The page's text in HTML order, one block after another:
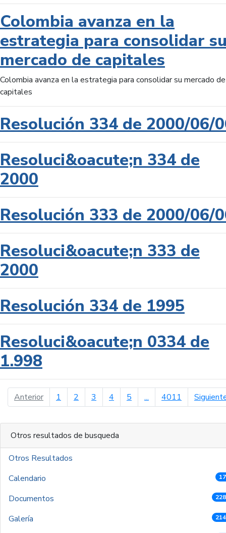
Colombia avanza en la
estrategia para consolidar
mercado de capitales
Colombia avanza en la estrategia para consolidar su mercado de
capitales
Resolución 334 de 2000/06/
Resoluci&oacute;n 334 de
2000
Resolución 333 de 2000/06/
Resoluci&oacute;n 333 de
2000
Resolución 334 de 1995
Resoluci&oacute;n 0334 de
1.998
Anteriorpágina anterior
1 2 3 4 5 ... 4011
Otros resultados de busqueda
Otros Resultados
Calendario
Documentos
Galería